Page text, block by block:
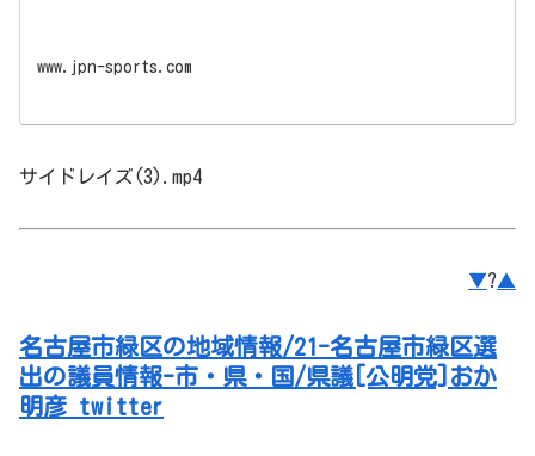
www.jpn-sports.com
サイドレイズ(3).mp4
▼?▲
名古屋市緑区の地域情報/21-名古屋市緑区選
出の議員情報-市・県・国/県議[公明党]おか
明彦 twitter